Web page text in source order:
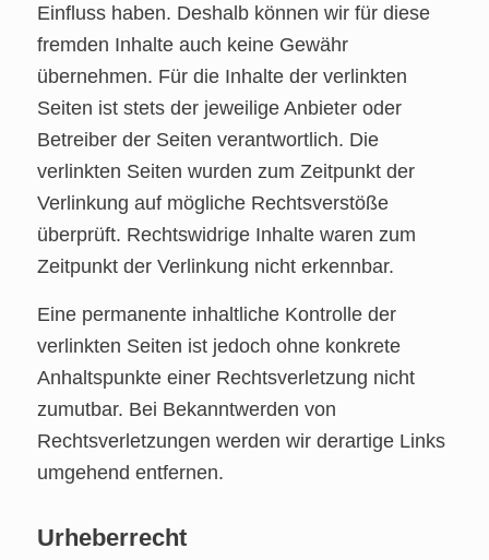
Einfluss haben. Deshalb können wir für diese
fremden Inhalte auch keine Gewähr
übernehmen. Für die Inhalte der verlinkten
Seiten ist stets der jeweilige Anbieter oder
Betreiber der Seiten verantwortlich. Die
verlinkten Seiten wurden zum Zeitpunkt der
Verlinkung auf mögliche Rechtsverstöße
überprüft. Rechtswidrige Inhalte waren zum
Zeitpunkt der Verlinkung nicht erkennbar.
Eine permanente inhaltliche Kontrolle der
verlinkten Seiten ist jedoch ohne konkrete
Anhaltspunkte einer Rechtsverletzung nicht
zumutbar. Bei Bekanntwerden von
Rechtsverletzungen werden wir derartige Links
umgehend entfernen.
Urheberrecht